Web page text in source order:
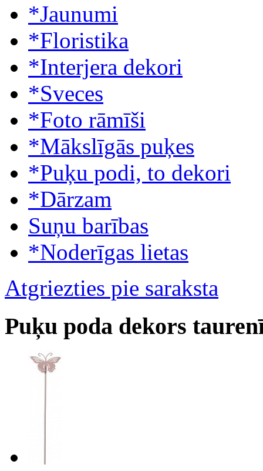
*Jaunumi
*Floristika
*Interjera dekori
*Sveces
*Foto rāmīši
*Mākslīgās puķes
*Puķu podi, to dekori
*Dārzam
Suņu barības
*Noderīgas lietas
Atgriezties pie saraksta
Puķu poda dekors